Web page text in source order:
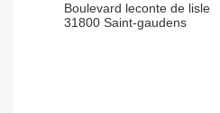
Boulevard leconte de lisle
31800 Saint-gaudens